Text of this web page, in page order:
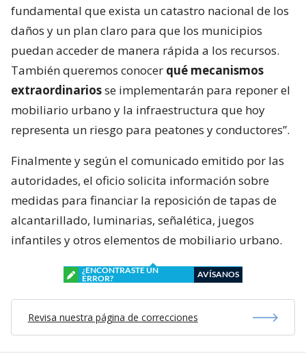
fundamental que exista un catastro nacional de los
daños y un plan claro para que los municipios
puedan acceder de manera rápida a los recursos.
También queremos conocer qué mecanismos
extraordinariosse implementarán para reponer el
mobiliario urbano y la infraestructura que hoy
representa un riesgo para peatones y conductores”.
Finalmente y según el comunicado emitido por las
autoridades, el oficio solicita información sobre
medidas para financiar la reposición de tapas de
alcantarillado, luminarias, señalética, juegos
infantiles y otros elementos de mobiliario urbano.
¿ENCONTRASTE UN
ERROR?
AVÍSANOS
Revisa nuestra página de correcciones